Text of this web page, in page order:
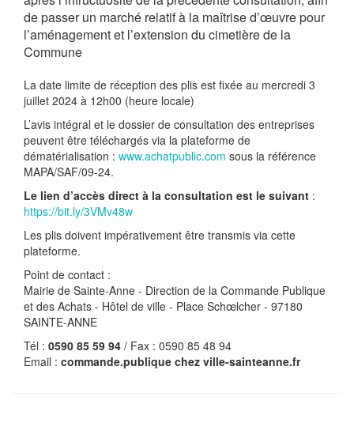
de passer un marché relatif à la maîtrise d’œuvre pour
l’aménagement et l’extension du cimetière de la
Commune
La date limite de réception des plis est fixée au mercredi 3
juillet 2024 à 12h00 (heure locale)
L’avis intégral et le dossier de consultation des entreprises
peuvent être téléchargés via la plateforme de
dématérialisation : www.achatpublic.com sous la référence
MAPA/SAF/09-24.
Le lien d’accès direct à la consultation est le suivant :
https://bit.ly/3VMv48w
Les plis doivent impérativement être transmis via cette
plateforme.
Point de contact :
Mairie de Sainte-Anne - Direction de la Commande Publique
et des Achats - Hôtel de ville - Place Schœlcher - 97180
SAINTE-ANNE
Tél : 0590 85 59 94 / Fax : 0590 85 48 94
Email : commande.publique chez ville-sainteanne.fr